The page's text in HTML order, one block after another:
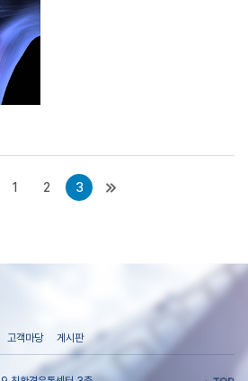
1 2 3
고객마당 게시판